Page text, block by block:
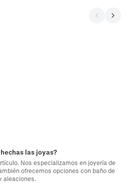
las joyas?
Nos especializamos en joyería de
ofrecemos opciones con baño de
aleaciones.